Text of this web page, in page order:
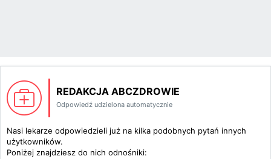
REDAKCJA ABCZDROWIE
Odpowiedź udzielona automatycznie
Nasi lekarze odpowiedzieli już na kilka podobnych pytań innych
użytkowników.
Poniżej znajdziesz do nich odnośniki: